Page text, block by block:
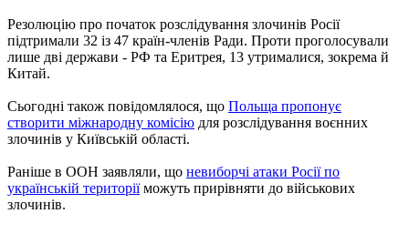
Резолюцію про початок розслідування злочинів Росії
підтримали 32 із 47 країн-членів Ради. Проти проголосували
лише дві держави - РФ та Еритрея, 13 утрималися, зокрема й
Китай.
Сьогодні також повідомлялося, що Польща пропонує
створити міжнародну комісію для розслідування воєнних
злочинів у Київській області.
Раніше в ООН заявляли, що невиборчі атаки Росії по
українській територіїможуть прирівняти до військових
злочинів.